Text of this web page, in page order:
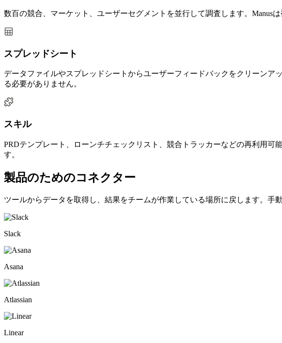
数百の競合、マーケット、ユーザーセグメントを並行して調査します。Manus
スプレッドシート
データファイルやスプレッドシートからユーザーフィードバックをクリーン
る必要がありません。
スキル
PRDテンプレート、ローンチチェックリスト、競合トラッカーなどの再利用可
す。
製品のためのコネクター
ツールからデータを取得し、結果をチームが作業している場所に戻します。手
Slack
Asana
Atlassian
Linear